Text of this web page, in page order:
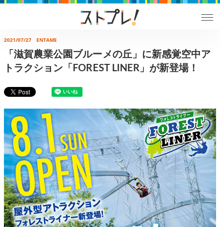
2021/07/27 ENTAME
「滋賀農業公園ブルーメの丘」に新感覚空中ア
トラクション「FOREST LINER」が新登場！